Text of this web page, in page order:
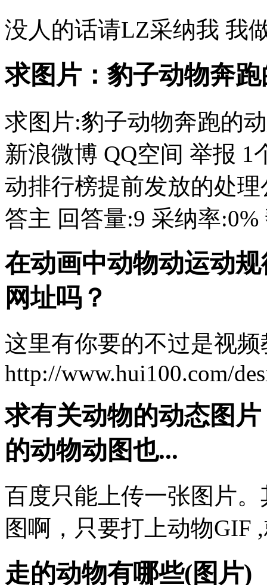
没人的话请LZ采纳我 我
求图片：豹子动物奔
求图片:豹子动物奔跑的
新浪微博 QQ空间 举报 1
动排行榜提前发放的处理
答主 回答量:9 采纳率
在动画中动物动运动
网址吗？
这里有你要的不过是视频
http://www.hui100.com/
求有关动物的动态图
的动物动图也...
百度只能上传一张图片
图啊，只要打上动物GIF
走的动物有哪些(图片)